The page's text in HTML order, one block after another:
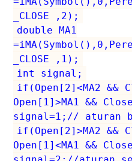
_CLOSE ,2);
double MA1
_CLOSE ,1);
int signal;
if(Open[2]<MA2 &&
Open[1]>MA1 &&
signal=1;// aturan
if(Open[2]>MA2 &&
Open[1]<MA1 &&